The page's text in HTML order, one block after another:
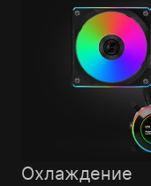
Охлаждение